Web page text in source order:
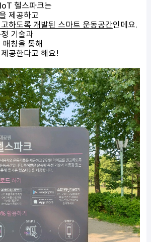
헬스파크는
제공하고
하도록 개발된 스마트 운동공간인데요.
기술과
매칭을 통해
공한다고 해요!